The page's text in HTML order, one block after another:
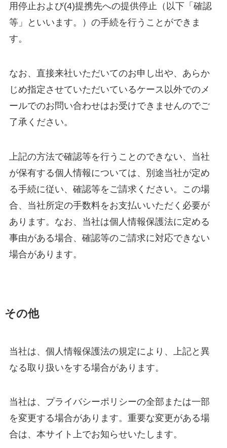
用停止および(4)提携先への提供停止（以下「確認
等」といいます。）の手続を行うことができま
す。
なお、直接来社いただいてのお申し出や、あらか
じめ指定させていただいているケース以外でのメ
ールでのお問い合わせはお受けできませんのでご
了承ください。
上記の方法で確認等を行うことのできない、当社
が保有する個人情報については、別途当社が定め
る手続に従い、確認等をご請求ください。この場
合、当社所定の手数料をお支払いいただく必要が
あります。なお、当社は個人情報保護法に定める
事由がある場合、確認等のご請求に対応できない
場合があります。
その他
当社は、個人情報保護法の規定により、上記と異
なる取り扱いをする場合があります。
当社は、プライバシーポリシーの全部または一部
を変更する場合があります。重要な変更がある場
合は、本サイト上でお知らせいたします。